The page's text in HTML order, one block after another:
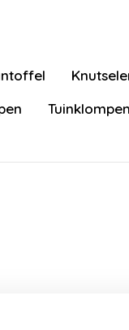
Tuinklompen